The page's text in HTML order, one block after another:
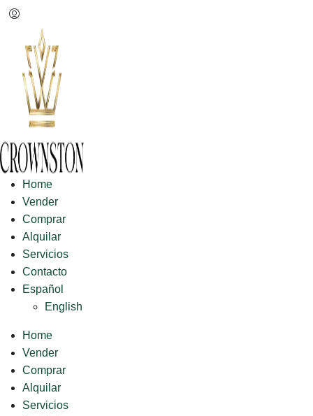
Home
Vender
Comprar
Alquilar
Servicios
Contacto
Español
English
Home
Vender
Comprar
Alquilar
Servicios